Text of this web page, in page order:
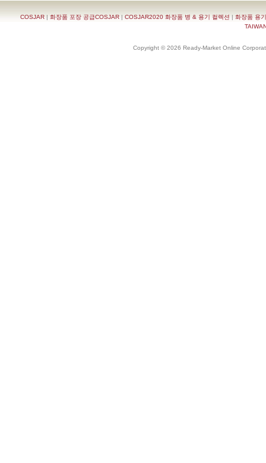
COSJAR | 화장품 포장 공급COSJAR | COSJAR2020 화장품 병 & 용기 컬렉션 | 화장품 용
Copyright © 2026 Ready-Market Online